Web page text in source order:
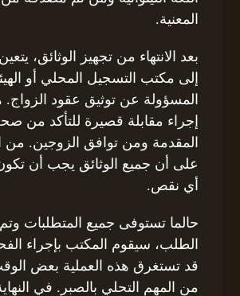
المعنية.
بعد الانتهاء من تجهيز الوثائق،
إلى مكتب التسجيل المحلي أو
المسؤولة عن توثيق عقود الزواج.
إجراء مقابلة قصيرة للتأكد من
المقدمة ومن توافق الزوجين. من
على أن جميع الوثائق يجب أن
أي نقص.
حالما تستوفى جميع المتطلبات
الطلب، سيقوم المكتب بإجراء
قد تستغرق هذه العملية بعض
من المهم التحلي بالصبر. في